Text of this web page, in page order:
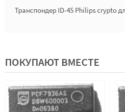
Транспондер ID-45 Philips crypto
ПОКУПАЮТ ВМЕСТЕ